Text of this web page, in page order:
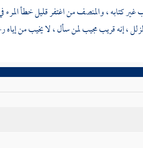
غير كتابه ، والمنصف من اغتفر قليل خطأ المرء
، إنه قريب مجيب لمن سأل ، لا يخيب من